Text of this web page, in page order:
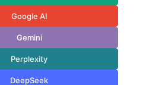
Google AI
Gemini
Perplexity
DeepSeek